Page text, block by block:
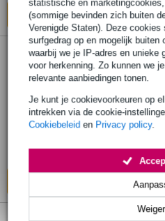
statistische en
(sommige bevinden zich buiten
Verenigde Staten). Deze
surfgedrag op en mogelijk buiten
waarbij we je IP-adres en unieke
voor herkenning. Zo kunnen we
relevante aanbiedingen tonen.
Je kunt je cookievoorkeuren op
intrekken via de cookie-
Cookiebeleid en Privacy policy.
In mijn
AKG W444
en WMS45
Adviesprijs € 18,20
werkdagen
In mijn